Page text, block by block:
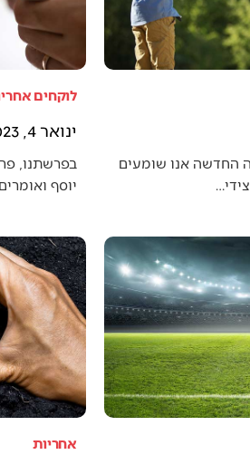
החדשה אנו שומעים
לוקחים
ינואר 4, 2023
בפרשתנו,
יוסף
אחריות